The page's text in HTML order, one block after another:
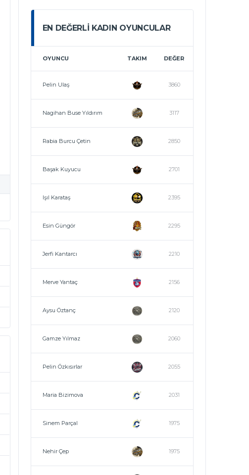
EN DEĞERLI KADIN OYUNCULAR
OYUNCU TAKIM DEĞER
Pelin Ulaş 3860
Nagihan Buse Yıldırım 3117
Rabia Burcu Çetin 2850
Başak Kuyucu 2701
Işıl Karataş 2395
Esin Güngör 2295
Jerfi Kantarcı 2210
Merve Yantaç 2156
Aysu Öztanç 2120
Gamze Yılmaz 2060
Pelin Özkısırlar 2055
Maria Bizimova 2031
Sinem Parçal 1975
Nehir Çep 1975